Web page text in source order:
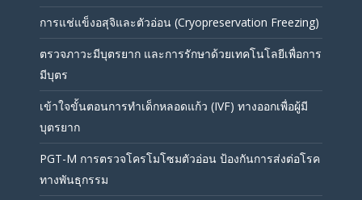
การแช่แข็งอสุจิและตัวอ่อน (Cryopreservation Freezing)
ตรวจภาวะมีบุตรยาก และการรักษาด้วยเทคโนโลยีเพื่อการ
มีบุตร
เข้าใจขั้นตอนการทำเด็กหลอดแก้ว (IVF) ทางออกเพื่อผู้มี
บุตรยาก
PGT-M การตรวจโครโมโซมตัวอ่อน ป้องกันการส่งต่อโรค
ทางพันธุกรรม